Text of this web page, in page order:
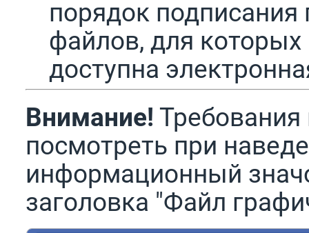
порядок подписания
файлов, для
доступна
Внимание!
посмотреть при
информационный
заголовка "Файл